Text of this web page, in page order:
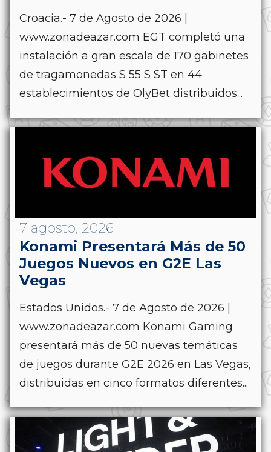
Croacia.- 7 de Agosto de 2026 |
www.zonadeazar.com EGT completó una
instalación a gran escala de 170 gabinetes
de tragamonedas S 55 S ST en 44
establecimientos de OlyBet distribuidos...
7 agosto, 2026
Konami Presentará Más de 50
Juegos Nuevos en G2E Las
Vegas
Estados Unidos.- 7 de Agosto de 2026 |
www.zonadeazar.com Konami Gaming
presentará más de 50 nuevas temáticas
de juegos durante G2E 2026 en Las Vegas,
distribuidas en cinco formatos diferentes...